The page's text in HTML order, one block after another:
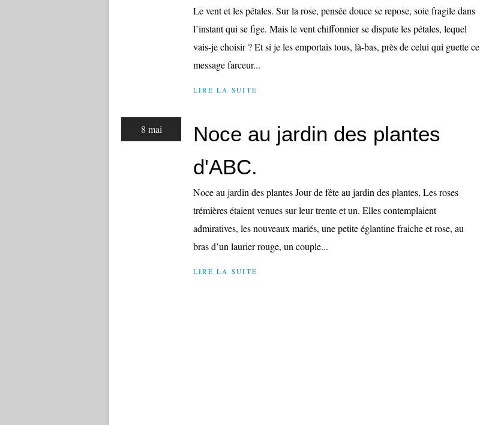
Le vent et les pétales. Sur la rose, pensée douce se repose, soie fragile dans
l’instant qui se fige. Mais le vent chiffonnier se dispute les pétales, lequel
vais-je choisir ? Et si je les emportais tous, là-bas, près de celui qui guette ce
message farceur...
LIRE LA SUITE
8 mai
Noce au jardin des plantes
d'ABC.
Noce au jardin des plantes Jour de fête au jardin des plantes, Les roses
trémières étaient venues sur leur trente et un. Elles contemplaient
admiratives, les nouveaux mariés, une petite églantine fraiche et rose, au
bras d’un laurier rouge, un couple...
LIRE LA SUITE